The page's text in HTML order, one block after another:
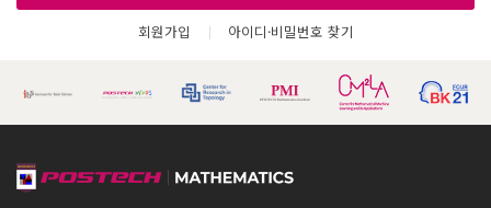
회원가입 아이디·비밀번호 찾기